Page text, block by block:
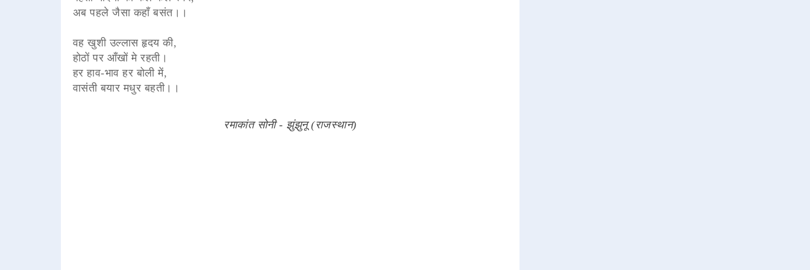
अब पहले जैसा कहाँ बसंत।।
वह खुशी उल्लास हृदय की,
होठों पर आँखों मे रहती।
हर हाव-भाव हर बोली में,
वासंती बयार मधुर बहती।।
रमाकांत सोनी - झुंझुनू (राजस्थान)